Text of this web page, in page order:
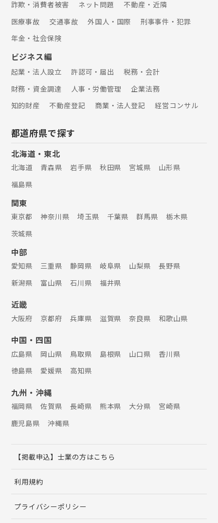
詐欺・消費者被害
ネット問題
不動産・近隣
医療事故
交通事故 外国人・国際
刑事事件・犯罪
年金・社会保険
ビジネス編
起業・法人設立 許認可・届出
税務・会計
財務・資金調達
人事・労働管理
企業法務
知的財産
不動産登記 商業・法人登記 経営コンサル
都道府県で探す
北海道・東北
北海道 青森県 岩手県 秋田県 宮城県
山形県
福島県
関東
東京都 神奈川県 埼玉県 千葉県 群馬県
栃木県
茨城県
中部
愛知県 三重県 静岡県 岐阜県 山梨県
長野県
新潟県
富山県 石川県 福井県
近畿
大阪府 京都府 兵庫県 滋賀県 奈良県 和歌山県
中国・四国
広島県 岡山県 鳥取県 島根県 山口県
香川県
徳島県
愛媛県 高知県
九州・沖縄
福岡県 佐賀県 長崎県 熊本県 大分県
宮崎県
鹿児島県
沖縄県
【掲載申込】士業の方はこちら
利用規約
プライバシーポリシー